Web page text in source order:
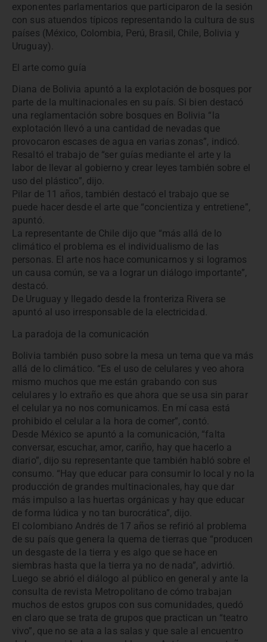
exponentes parlamentarios que participaron de la sesión
con sus atuendos típicos representando la cultura de sus
países (México, Colombia, Perú, Brasil, Chile, Bolivia y
Uruguay).
El arte como guía
Diana de Bolivia apuntó a la explotación de bosques por
parte de la multinacionales en su país. Si bien destacó
una reglamentación sobre bosques en Bolivia “la
explotación llevó a una cantidad de nevadas que
provocaron escases de agua en varias zonas”, indicó.
Resaltó el trabajo de “ser guías mediante el arte y la
labor de llevar al gobierno y crear leyes también sobre el
uso del plástico”, dijo.
Pilar de 11 años, también destacó el trabajo que se
puede hacer desde el arte que “concientiza y entretiene”,
apuntó.
La representante de Chile dijo que “más allá de lo
climático el problema es el individualismo de las
personas. El arte nos hace comunicarnos y si logramos
un causa común, se va a lograr un diálogo importante”,
destacó.
De Uruguay y llegado desde la fronteriza Rivera se
apuntó al uso irresponsable de la electricidad.
La paradoja de la comunicación
Bolivia también puso sobre la mesa un tema que va más
allá de lo climático. “Es el uso de celulares y veo ahora
mismo muchos que me están grabando con sus
celulares y lo extraño es que ahora que se usa sin parar
el celular ya no nos comunicamos. En mí casa está
prohibido el celular a la hora de comer”, contó.
Desde México se apuntó a la comunicación, “falta
conversar, escuchar, amor, cariño, hay que hacerlo a
diario”, dijo su representante que también habló sobre el
consumo. “Hay que educar para consumir lo local y no la
producción de grandes multinacionales, hay que dar
más impulso a las huertas orgánicas y hay que educar
de forma lúdica y no tan burocrática”, dijo.
El colombiano Andrés de 17 años se refirió al problema
de su país que genera la quema de tierras que “producen
un desgaste de la tierra y es algo que se hace en
siembras hasta que la tierra ya no de nada”, advirtió.
Luego se abrió el diálogo al público en general y ante la
consulta de revista Metropolitano de cómo trabajan
muchos de estos grupos con sus comunidades, quedó
en claro que se trata de grupos que practican un “teatro
vivo”, que no se ata a las salas y que sale al encuentro